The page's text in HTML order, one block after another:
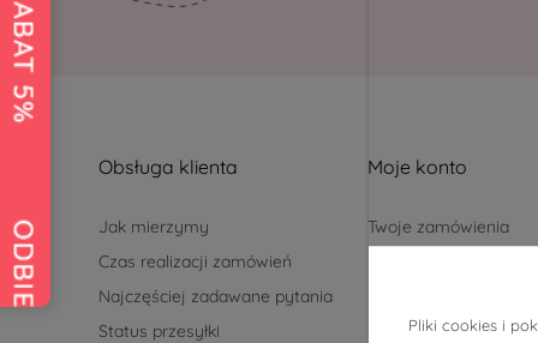
Obsługa klienta
Jak mierzymy
Czas realizacji zamówień
Najczęściej zadawane pytania
Status przesyłki
Moje konto
Twoje zamówienia
Pliki cookies i